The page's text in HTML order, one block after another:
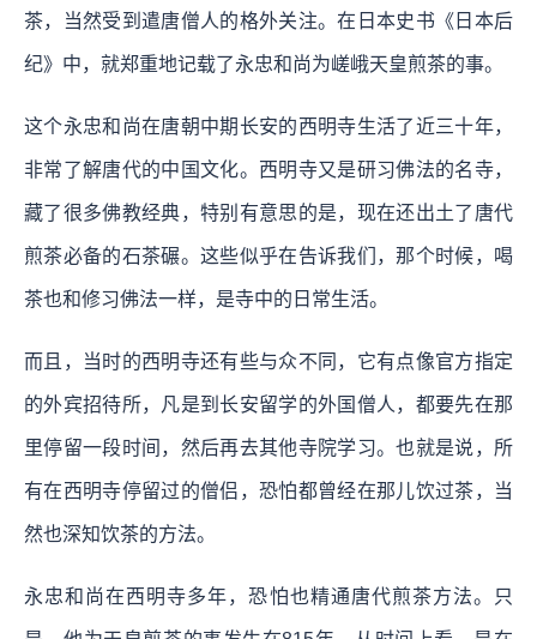
茶，当然受到遣唐僧人的格外关注。在日本史书《日本后
纪》中，就郑重地记载了永忠和尚为嵯峨天皇煎茶的事。
这个永忠和尚在唐朝中期长安的西明寺生活了近三十年，
非常了解唐代的中国文化。西明寺又是研习佛法的名寺，
藏了很多佛教经典，特别有意思的是，现在还出土了唐代
煎茶必备的石茶碾。这些似乎在告诉我们，那个时候，喝
茶也和修习佛法一样，是寺中的日常生活。
而且，当时的西明寺还有些与众不同，它有点像官方指定
的外宾招待所，凡是到长安留学的外国僧人，都要先在那
里停留一段时间，然后再去其他寺院学习。也就是说，所
有在西明寺停留过的僧侣，恐怕都曾经在那儿饮过茶，当
然也深知饮茶的方法。
永忠和尚在西明寺多年，恐怕也精通唐代煎茶方法。只